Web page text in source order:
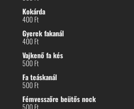
Kokárda
400Ft
Gyerek fakanál
400Ft
Vajkenő fa kés
500Ft
Fa teáskanál
500Ft
Fémvesszőre beütős nock
500Ft